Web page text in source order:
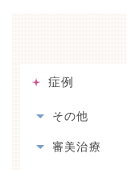
症例
その他
審美治療